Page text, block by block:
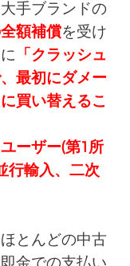
手ブランドの
額補償を受け
「クラッシュ
最初にダメー
買い替えるこ
ーザー(第1所
行輸入、二次
とんどの中古
金での支払い